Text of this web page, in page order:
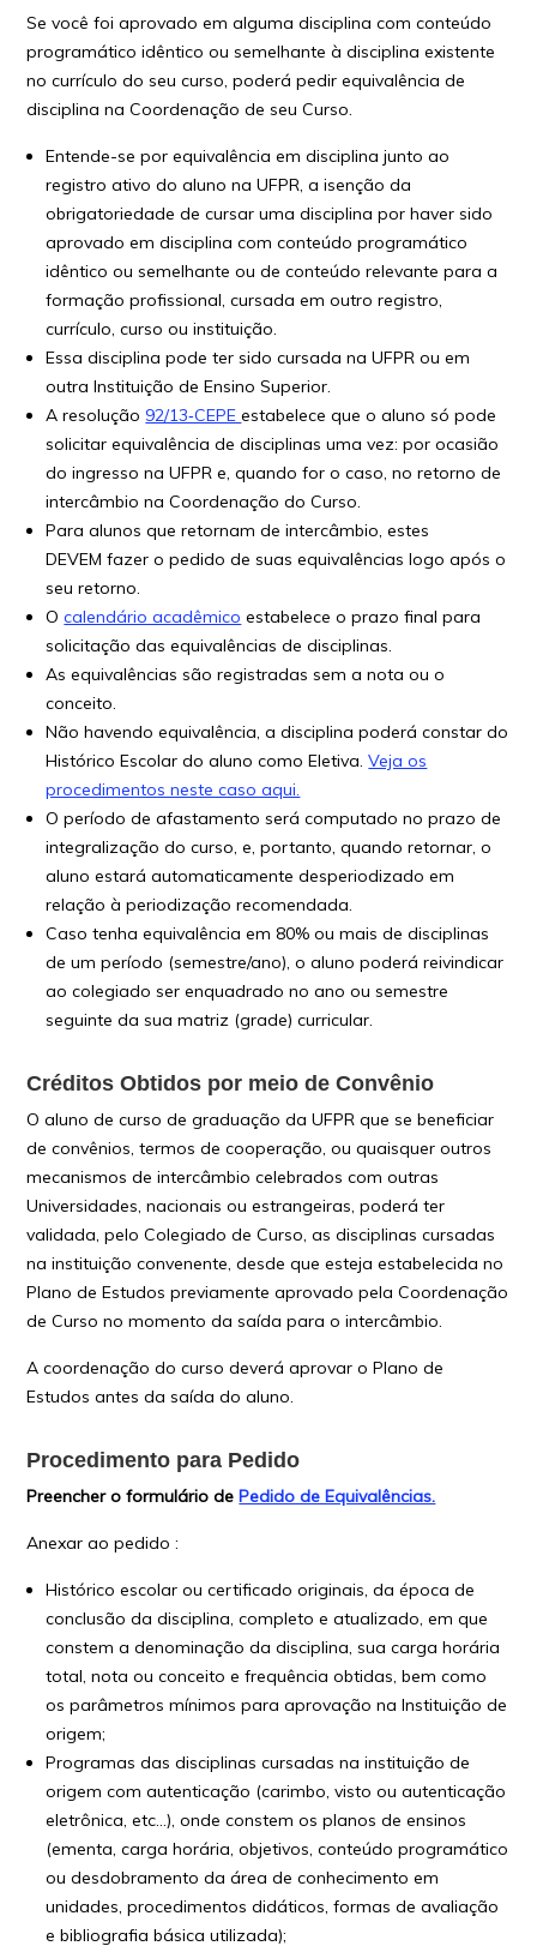
Se você foi aprovado em alguma disciplina com conteúdo
programático idêntico ou semelhante à disciplina existente
no currículo do seu curso, poderá pedir equivalência de
disciplina na Coordenação de seu Curso.
Entende-se por equivalência em disciplina junto ao
registro ativo do aluno na UFPR, a isenção da
obrigatoriedade de cursar uma disciplina por haver sido
aprovado em disciplina com conteúdo programático
idêntico ou semelhante ou de conteúdo relevante para a
formação profissional, cursada em outro registro,
currículo, curso ou instituição.
Essa disciplina pode ter sido cursada na UFPR ou em
outra Instituição de Ensino Superior.
A resolução 92/13‐CEPEestabelece que o aluno só pode
solicitar equivalência de disciplinas uma vez: por ocasião
do ingresso na UFPR e, quando for o caso, no retorno de
intercâmbio na Coordenação do Curso.
Para alunos que retornam de intercâmbio, estes
DEVEM fazer o pedido de suas equivalências logo após o
seu retorno.
Ocalendário acadêmico estabelece o prazo final para
solicitação das equivalências de disciplinas.
As equivalências são registradas sem a nota ou o
conceito.
Não havendo equivalência, a disciplina poderá constar do
Histórico Escolar do aluno como Eletiva.Veja os
procedimentos neste caso aqui.
O período de afastamento será computado no prazo de
integralização do curso, e, portanto, quando retornar, o
aluno estará automaticamente desperiodizado em
relação à periodização recomendada.
Caso tenha equivalência em 80% ou mais de disciplinas
de um período (semestre/ano), o aluno poderá reivindicar
ao colegiado ser enquadrado no ano ou semestre
seguinte da sua matriz (grade) curricular.
Créditos Obtidos por meio de Convênio
O aluno de curso de graduação da UFPR que se beneficiar
de convênios, termos de cooperação, ou quaisquer outros
mecanismos de intercâmbio celebrados com outras
Universidades, nacionais ou estrangeiras, poderá ter
validada, pelo Colegiado de Curso, as disciplinas cursadas
na instituição convenente, desde que esteja estabelecida no
Plano de Estudos previamente aprovado pela Coordenação
de Curso no momento da saída para o intercâmbio.
A coordenação do curso deverá aprovar o Plano de
Estudos antes da saída do aluno.
Procedimento para Pedido
Preencher o formulário dePedido de Equivalências.
Anexar ao pedido :
Histórico escolar ou certificado originais, da época de
conclusão da disciplina, completo e atualizado, em que
constem a denominação da disciplina, sua carga horária
total, nota ou conceito e frequência obtidas, bem como
os parâmetros mínimos para aprovação na Instituição de
origem;
Programas das disciplinas cursadas na instituição de
origem com autenticação (carimbo, visto ou autenticação
eletrônica, etc…), onde constem os planos de ensinos
(ementa, carga horária, objetivos, conteúdo programático
ou desdobramento da área de conhecimento em
unidades, procedimentos didáticos, formas de avaliação
e bibliografia básica utilizada);